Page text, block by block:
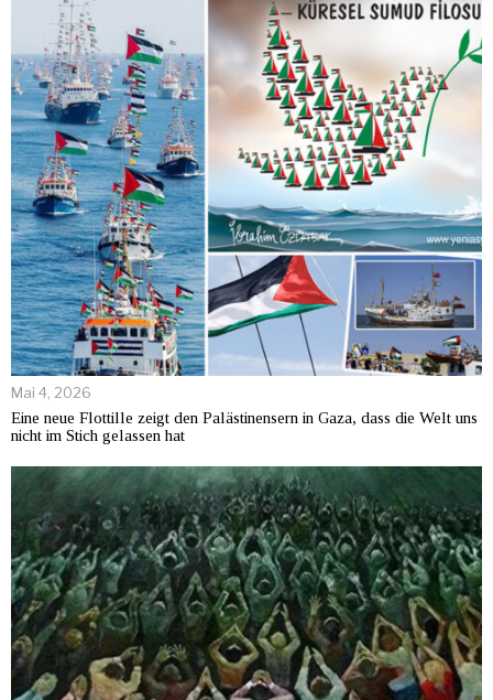
Mai 4, 2026
Eine neue Flottille zeigt den Palästinensern in Gaza, dass die Welt uns
nicht im Stich gelassen hat